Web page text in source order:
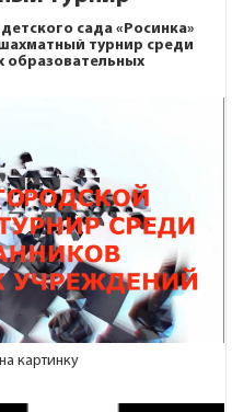
сада «Росинка»
турнир среди
образовательных
картинку